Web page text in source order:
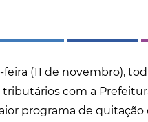
(11 de novembro),
com a
programa de quitação